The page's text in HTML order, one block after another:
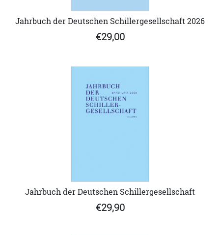
Jahrbuch der Deutschen Schillergesellschaft 2026
€29,00
Jahrbuch der Deutschen Schillergesellschaft
€29,90